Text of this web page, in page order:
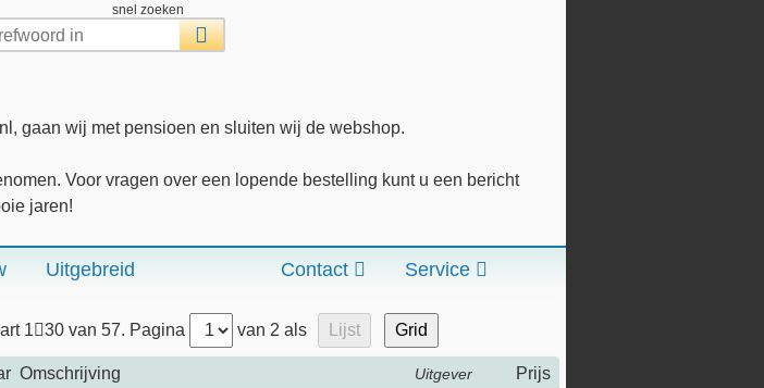
snel zoeken
gaan wij met pensioen en sluiten wij de webshop.
Voor vragen over een lopende bestelling kunt u een bericht
jaren!
Uitgebreid Service
Contact
1 30 van 57. Pagina van 2 als Lijst Grid
Omschrijving Uitgever Prijs